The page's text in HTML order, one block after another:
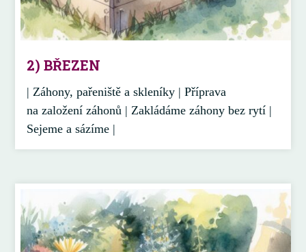
2) BŘEZEN
| Záhony, pařeniště a skleníky | Příprava
na založení záhonů | Zakládáme záhony bez rytí |
Sejeme a sázíme |